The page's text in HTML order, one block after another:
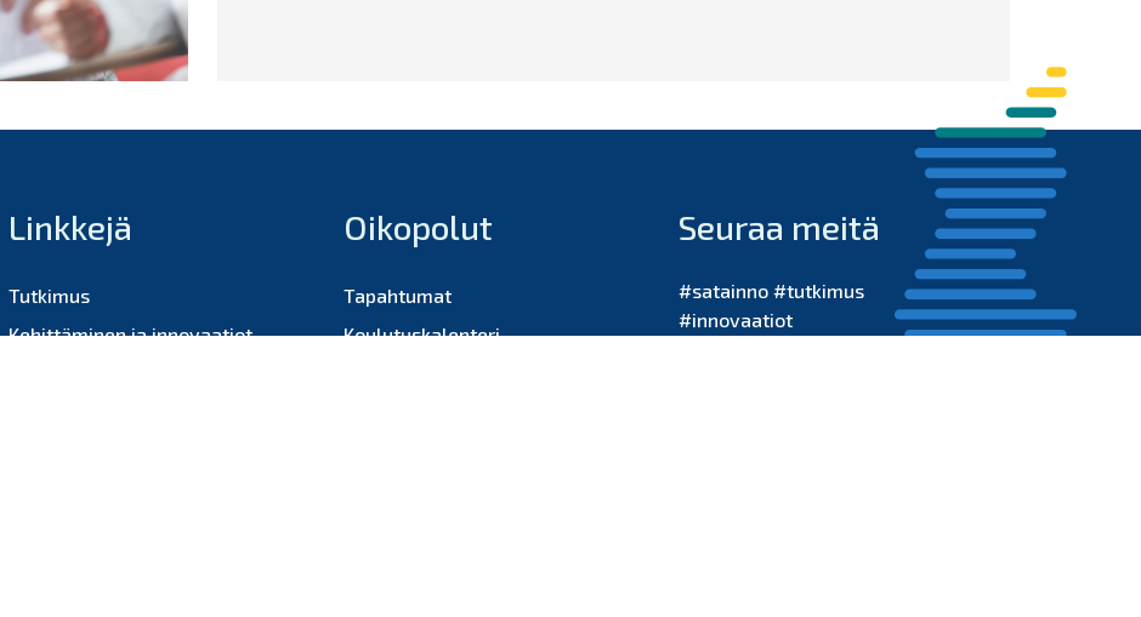
Linkkejä
Tutkimus
Kehittäminen ja innovaatiot
Oikopolut
Tapahtumat
Koulutuskalenteri
Seuraa meitä
#satainno #tutkimus
#innovaatiot